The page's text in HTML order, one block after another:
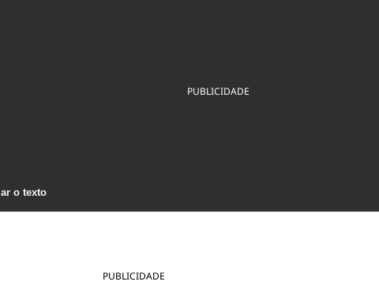
o texto
PUBLICIDADE
PUBLICIDADE